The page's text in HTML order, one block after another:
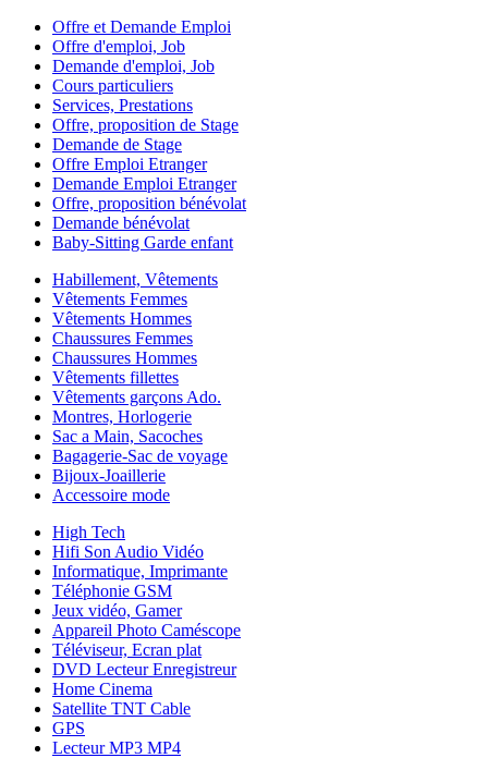
Offre et Demande Emploi
Offre d'emploi, Job
Demande d'emploi, Job
Cours particuliers
Services, Prestations
Offre, proposition de Stage
Demande de Stage
Offre Emploi Etranger
Demande Emploi Etranger
Offre, proposition bénévolat
Demande bénévolat
Baby-Sitting Garde enfant
Habillement, Vêtements
Vêtements Femmes
Vêtements Hommes
Chaussures Femmes
Chaussures Hommes
Vêtements fillettes
Vêtements garçons Ado.
Montres, Horlogerie
Sac a Main, Sacoches
Bagagerie-Sac de voyage
Bijoux-Joaillerie
Accessoire mode
High Tech
Hifi Son Audio Vidéo
Informatique, Imprimante
Téléphonie GSM
Jeux vidéo, Gamer
Appareil Photo Caméscope
Téléviseur, Ecran plat
DVD Lecteur Enregistreur
Home Cinema
Satellite TNT Cable
GPS
Lecteur MP3 MP4